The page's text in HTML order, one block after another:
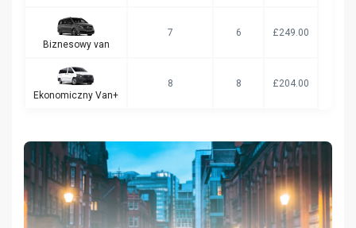
Biznesowy van
7 6 £249.00
Ekonomiczny Van+
8 8 £204.00